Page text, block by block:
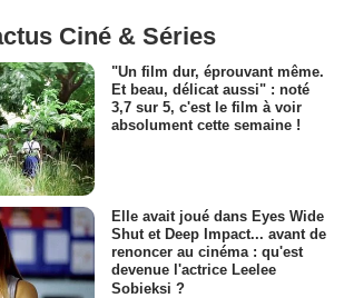
Ciné & Séries
"Un film dur, éprouvant même.
Et beau, délicat aussi" : noté
3,7 sur 5, c'est le film à voir
absolument cette semaine !
Elle avait joué dans Eyes Wide
Shut et Deep Impact... avant de
renoncer au cinéma : qu'est
devenue l'actrice Leelee
Sobieksi ?